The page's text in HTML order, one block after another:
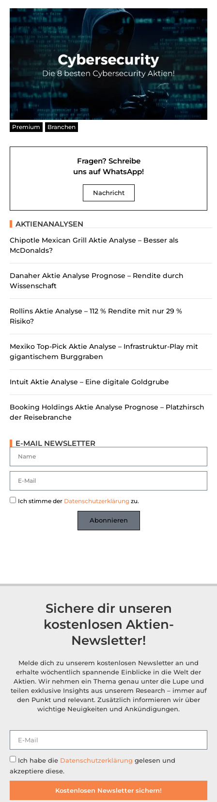
Premium Branchen
Fragen? Schreibe
uns auf WhatsApp!
Nachricht
AKTIENANALYSEN
Chipotle Mexican Grill Aktie Analyse – Besser als
McDonalds?
Danaher Aktie Analyse Prognose – Rendite durch
Wissenschaft
Rollins Aktie Analyse – 112 % Rendite mit nur 29 %
Risiko?
Mexiko Top-Pick Aktie Analyse – Infrastruktur-Play mit
gigantischem Burggraben
Intuit Aktie Analyse – Eine digitale Goldgrube
Booking Holdings Aktie Analyse Prognose – Platzhirsch
der Reisebranche
E-MAIL NEWSLETTER
Ich stimme der Datenschutzerklärung zu.
Abonnieren
Sichere dir unseren
kostenlosen Aktien-
Newsletter!
Melde dich zu unserem kostenlosen Newsletter an und
erhalte wöchentlich spannende Einblicke in die Welt der
Aktien. Wir nehmen ein Thema genau unter die Lupe und
teilen exklusive Insights aus unserem Research – immer auf
den Punkt und relevant. Zusätzlich informieren wir über
wichtige Neuigkeiten und Ankündigungen.
Ich habe die Datenschutzerklärung gelesen und
akzeptiere diese.
Kostenlosen Newsletter sichern!